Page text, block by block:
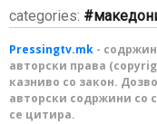
categories:
Pressingtv.mk -
авторски права
казниво со закон.
авторски содржини со
се цитира.